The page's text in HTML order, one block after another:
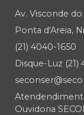
Av. Visconde do
Ponta d'Areia,
(21) 4040-1650
Disque-Luz (21)
Ouvidoria